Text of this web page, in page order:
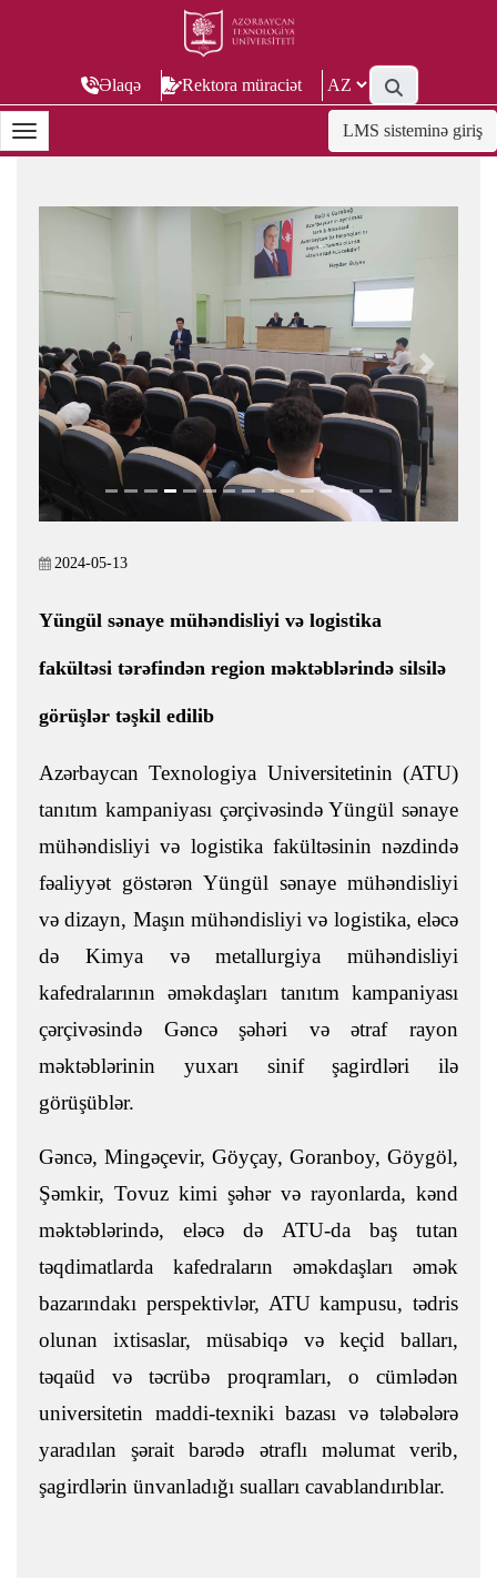
Əlaqə Rektora müraciət
LMS sisteminə giriş
Previous Next
2024-05-13
Yüngül sənaye mühəndisliyi və logistika
fakültəsi tərəfindən region məktəblərində silsilə
görüşlər təşkil edilib
Azərbaycan Texnologiya Universitetinin (ATU)
tanıtım kampaniyası çərçivəsində Yüngül sənaye
mühəndisliyi və logistika fakültəsinin nəzdində
fəaliyyət göstərən Yüngül sənaye mühəndisliyi
və dizayn, Maşın mühəndisliyi və logistika, eləcə
də Kimya və metallurgiya mühəndisliyi
kafedralarının əməkdaşları tanıtım kampaniyası
çərçivəsində Gəncə şəhəri və ətraf rayon
məktəblərinin yuxarı sinif şagirdləri ilə
görüşüblər.
Gəncə, Mingəçevir, Göyçay, Goranboy, Göygöl,
Şəmkir, Tovuz kimi şəhər və rayonlarda, kənd
məktəblərində, eləcə də ATU-da baş tutan
təqdimatlarda kafedraların əməkdaşları əmək
bazarındakı perspektivlər, ATU kampusu, tədris
olunan ixtisaslar, müsabiqə və keçid balları,
təqaüd və təcrübə proqramları, o cümlədən
universitetin maddi-texniki bazası və tələbələrə
yaradılan şərait barədə ətraflı məlumat verib,
şagirdlərin ünvanladığı sualları cavablandırıblar.